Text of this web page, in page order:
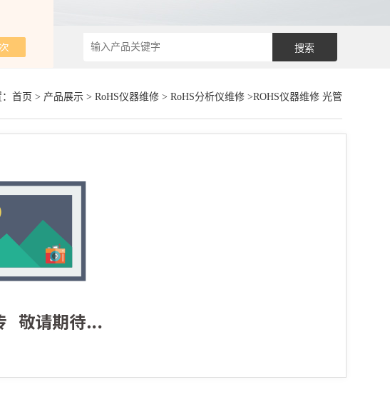
首页 > 产品展示> RoHS仪器维修> RoHS分析仪维修>ROHS仪器维修 光管